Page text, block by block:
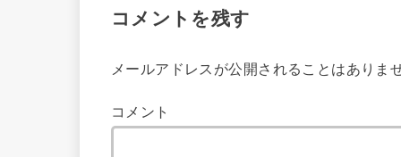
コメントを残す
メールアドレスが公開されることはありま
コメント